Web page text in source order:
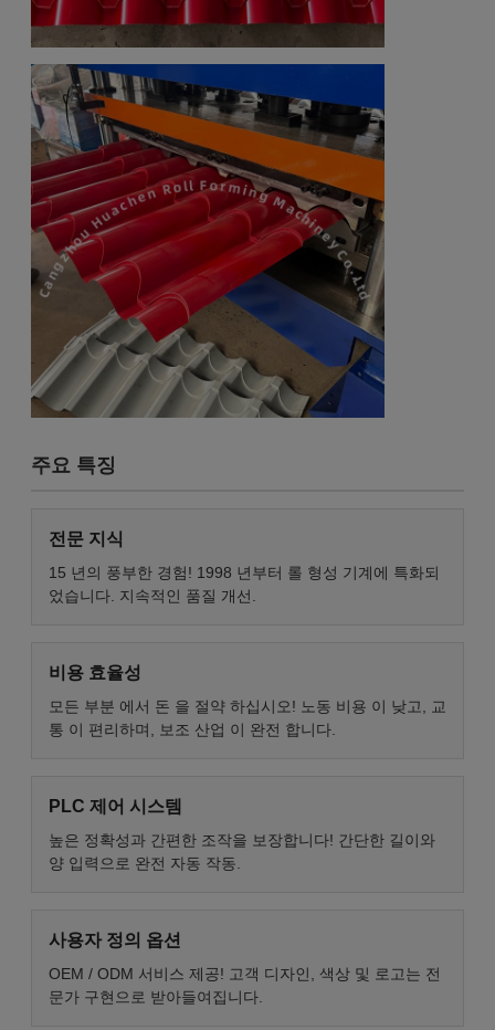
주요 특징
전문 지식
15 년의 풍부한 경험! 1998 년부터 롤 형성 기계에 특화되
었습니다. 지속적인 품질 개선.
비용 효율성
모든 부분 에서 돈 을 절약 하십시오! 노동 비용 이 낮고, 교
통 이 편리하며, 보조 산업 이 완전 합니다.
PLC 제어 시스템
높은 정확성과 간편한 조작을 보장합니다! 간단한 길이와
양 입력으로 완전 자동 작동.
사용자 정의 옵션
OEM / ODM 서비스 제공! 고객 디자인, 색상 및 로고는 전
문가 구현으로 받아들여집니다.